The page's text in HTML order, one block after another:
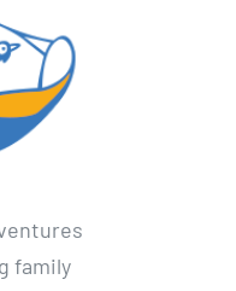
family